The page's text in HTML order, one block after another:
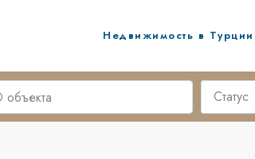
Недвижимость в Турции
Статус